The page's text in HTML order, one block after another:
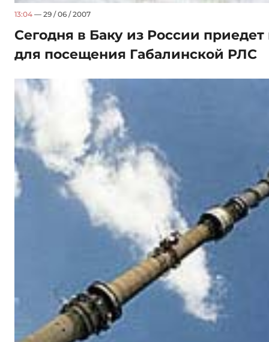
13:04 — 29 / 06 / 2007
Сегодня в Баку из России
для посещения Габалинской РЛС